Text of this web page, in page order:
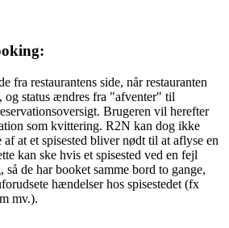
fra restaurantens side, når restauranten
og status ændres fra "afventer" til
Brugeren vil herefter
som kvittering. R2N kan dog ikke
at et spisested bliver nødt til at aflyse en
kan ske hvis et spisested ved en fejl
de har booket samme bord to gange,
hændelser hos spisestedet (fx
mv.).